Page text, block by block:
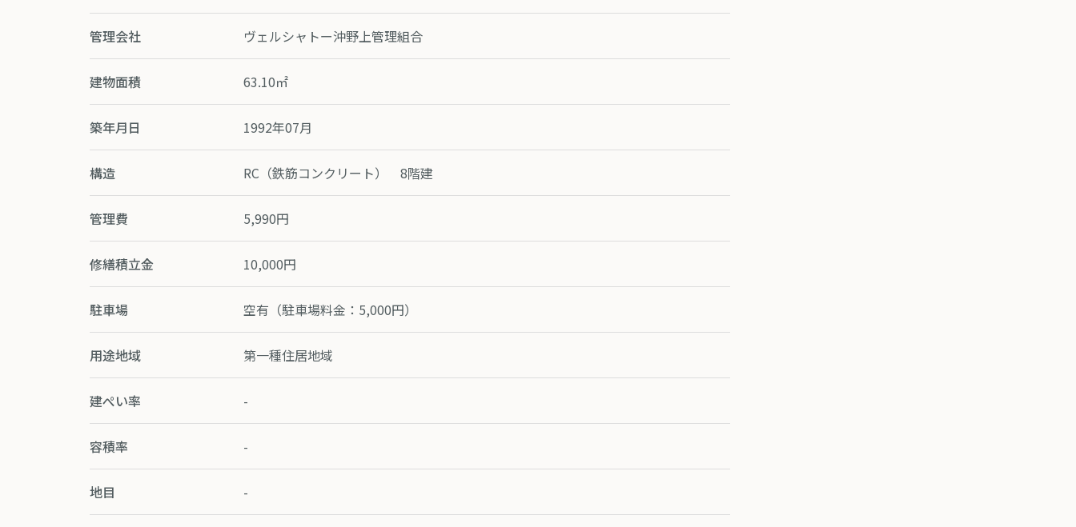
管理会社 ヴェルシャトー沖野上管理組合
建物面積 63.10㎡
築年月日 1992年07月
構造 RC（鉄筋コンクリート） 8階建
管理費 5,990円
修繕積立金 10,000円
駐車場 空有（駐車場料金：5,000円）
用途地域 第一種住居地域
建ぺい率 -
容積率 -
地目 -